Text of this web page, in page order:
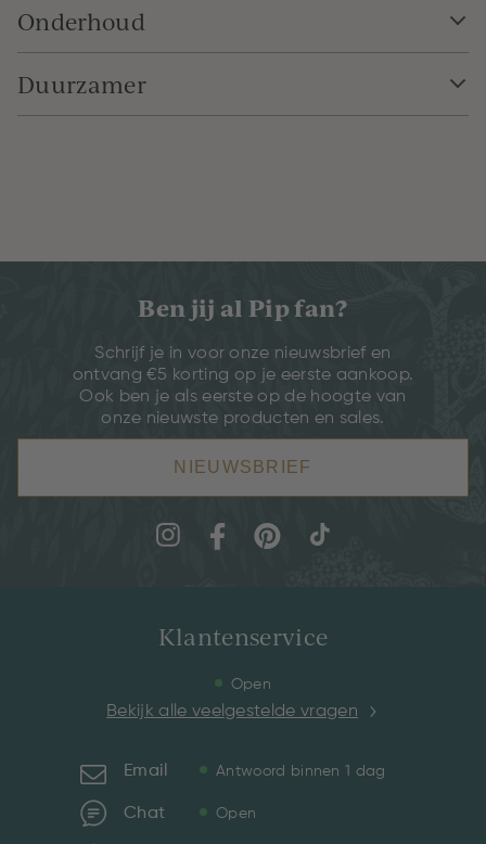
Onderhoud
Duurzamer
Ben jij al Pip fan?
Schrijf je in voor onze nieuwsbrief en
ontvang €5 korting op je eerste aankoop.
Ook ben je als eerste op de hoogte van
onze nieuwste producten en sales.
NIEUWSBRIEF
Klantenservice
Open
Bekijk alle veelgestelde vragen
Email Antwoord binnen 1 dag
Chat Open